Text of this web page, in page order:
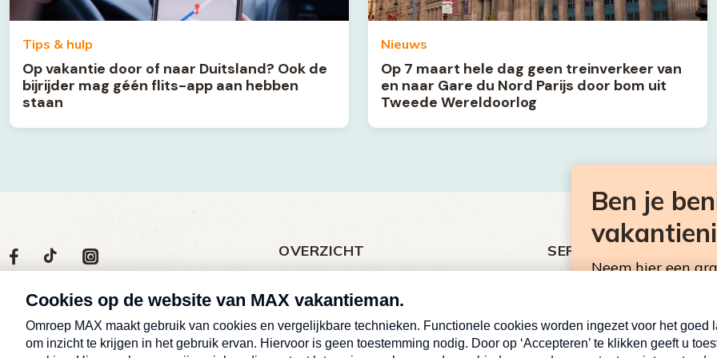
Tips & hulp
Op vakantie door of naar Duitsland? Ook de
bijrijder mag géén flits-app aan hebben
staan
Nieuws
Op 7 maart hele dag geen treinverkeer van
en naar Gare du Nord Parijs door bom uit
Tweede Wereldoorlog
Volg
ons
social
media
Social
media
Volg
op
Facebook
Volg
op
TikTok
Volg
op
Instagram
Max
OVERZICHT
Nieuws
Over MAX vakantieman
Afleveringen
SERVICE
MAX Meldpunt
Pers
Ben je
Neem hier een
E-